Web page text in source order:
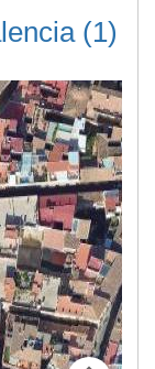
(1)